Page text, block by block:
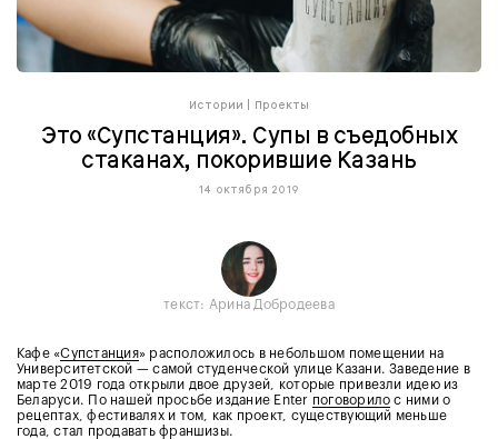
Истории Проекты
Это «Супстанция». Супы в съедобных
стаканах, покорившие Казань
14 октября 2019
Кафе «Супстанция» расположилось в небольшом помещении на
Университетской — самой студенческой улице Казани. Заведение в
марте 2019 года открыли двое друзей, которые привезли идею из
Беларуси. По нашей просьбе издание Enter поговорило с ними о
рецептах, фестивалях и том, как проект, существующий меньше
года, стал продавать франшизы.
текст: Арина Добродеева